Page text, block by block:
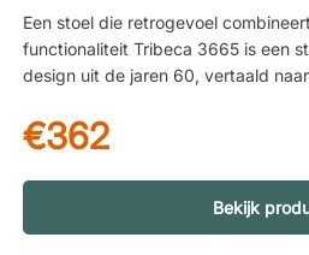
Een stoel die retrogevoel
functionaliteit Tribeca 3665 is een
design uit de jaren 60, vertaald
Eenvoudig te gebruiken en op te
constructie is de stoel makkelijk te
ruimte wilt vrijmaken, kun je er tot
Materialen die geschikt zijn voor
gegalvaniseerd staal met een
€362
Bekijk